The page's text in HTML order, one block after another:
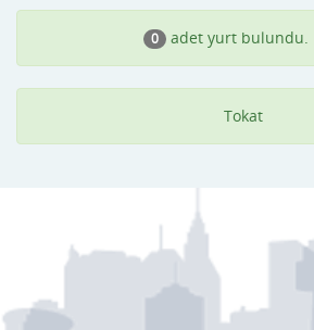
Kız Pansiyonları
0 adet yurt bulundu.
Tokat